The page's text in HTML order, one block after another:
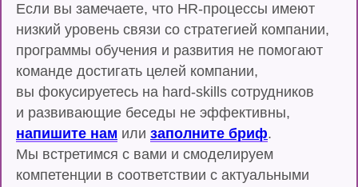
Если вы замечаете, что HR-процессы имеют
низкий уровень связи со стратегией компании,
программы обучения и развития не помогают
команде достигать целей компании,
вы фокусируетесь на hard-skills сотрудников
и развивающие беседы не эффективны,
напишите нам или заполните бриф.
Мы встретимся с вами и смоделируем
компетенции в соответствии с актуальными